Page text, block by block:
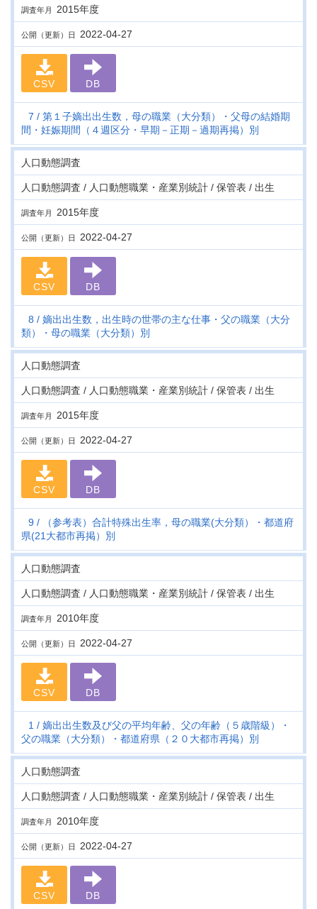
調査年月 2015年度
公開（更新）日 2022-04-27
CSV DB
7
第１子嫡出出生数，母の職業（大分類）・父母の結婚期
間・妊娠期間（４週区分・早期－正期－過期再掲）別
人口動態調査
人口動態調査 / 人口動態職業・産業別統計 / 保管表 / 出生
調査年月 2015年度
公開（更新）日 2022-04-27
CSV DB
8
嫡出出生数，出生時の世帯の主な仕事・父の職業（大分
類）・母の職業（大分類）別
人口動態調査
人口動態調査 / 人口動態職業・産業別統計 / 保管表 / 出生
調査年月 2015年度
公開（更新）日 2022-04-27
CSV DB
9
（参考表）合計特殊出生率，母の職業(大分類）・都道府
県(21大都市再掲）別
人口動態調査
人口動態調査 / 人口動態職業・産業別統計 / 保管表 / 出生
調査年月 2010年度
公開（更新）日 2022-04-27
CSV DB
1
嫡出出生数及び父の平均年齢、父の年齢（５歳階級）・
父の職業（大分類）・都道府県（２０大都市再掲）別
人口動態調査
人口動態調査 / 人口動態職業・産業別統計 / 保管表 / 出生
調査年月 2010年度
公開（更新）日 2022-04-27
CSV DB